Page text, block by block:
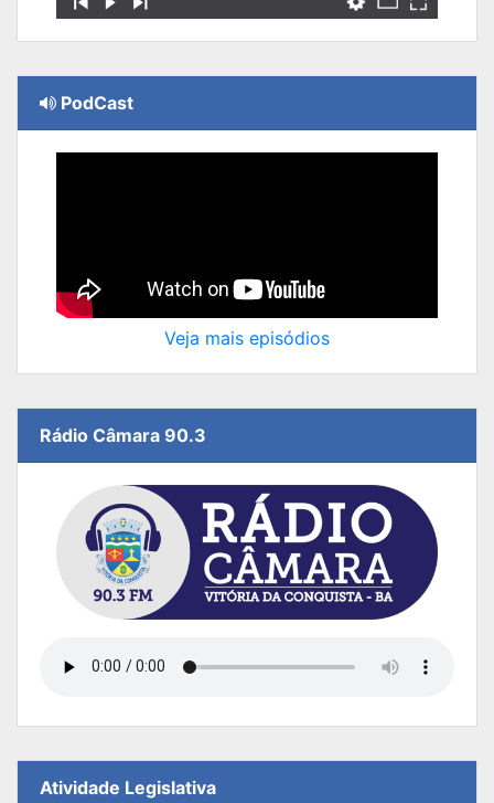
PodCast
Veja mais episódios
Rádio Câmara 90.3
Atividade Legislativa